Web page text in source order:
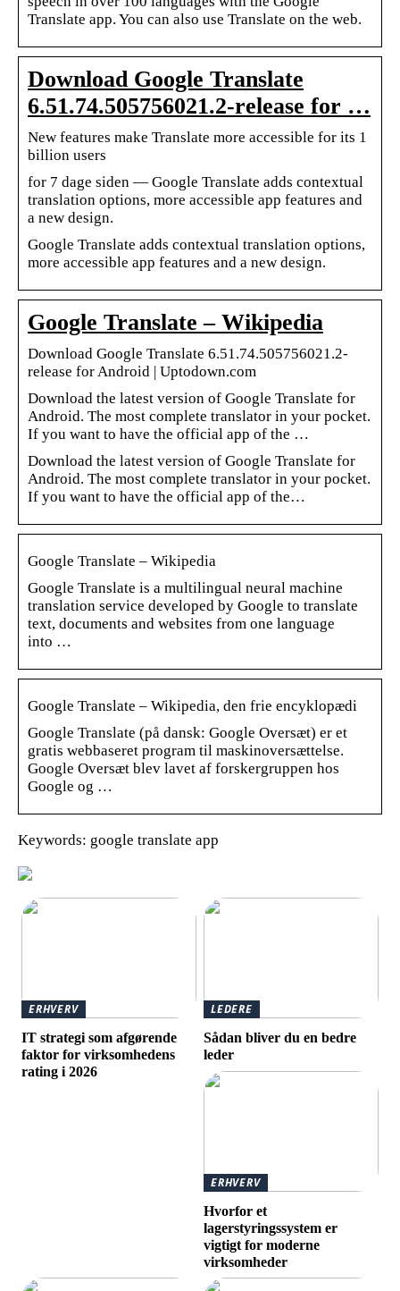
Translate app. You can also use Translate on the web.
Download Google Translate
6.51.74.505756021.2-release for …
New features make Translate more accessible for its 1
billion users
for 7 dage siden — Google Translate adds contextual
translation options, more accessible app features and
a new design.
Google Translate adds contextual translation options,
more accessible app features and a new design.
Google Translate – Wikipedia
Download Google Translate 6.51.74.505756021.2-
release for Android | Uptodown.com
Download the latest version of Google Translate for
Android. The most complete translator in your pocket.
If you want to have the official app of the …
Download the latest version of Google Translate for
Android. The most complete translator in your pocket.
If you want to have the official app of the…
Google Translate – Wikipedia
Google Translate is a multilingual neural machine
translation service developed by Google to translate
text, documents and websites from one language
into …
Google Translate – Wikipedia, den frie encyklopædi
Google Translate (på dansk: Google Oversæt) er et
gratis webbaseret program til maskinoversættelse.
Google Oversæt blev lavet af forskergruppen hos
Google og …
Keywords: google translate app
ERHVERV
IT strategi som afgørende
faktor for virksomhedens
rating i 2026
LEDERE
Sådan bliver du en bedre
leder
ERHVERV
Hvorfor et
lagerstyringssystem er
vigtigt for moderne
virksomheder